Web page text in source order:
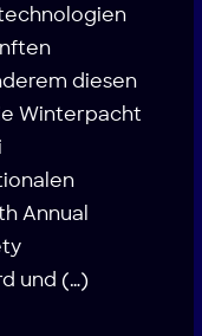
diesen
Winterpacht
Annual
und (…)